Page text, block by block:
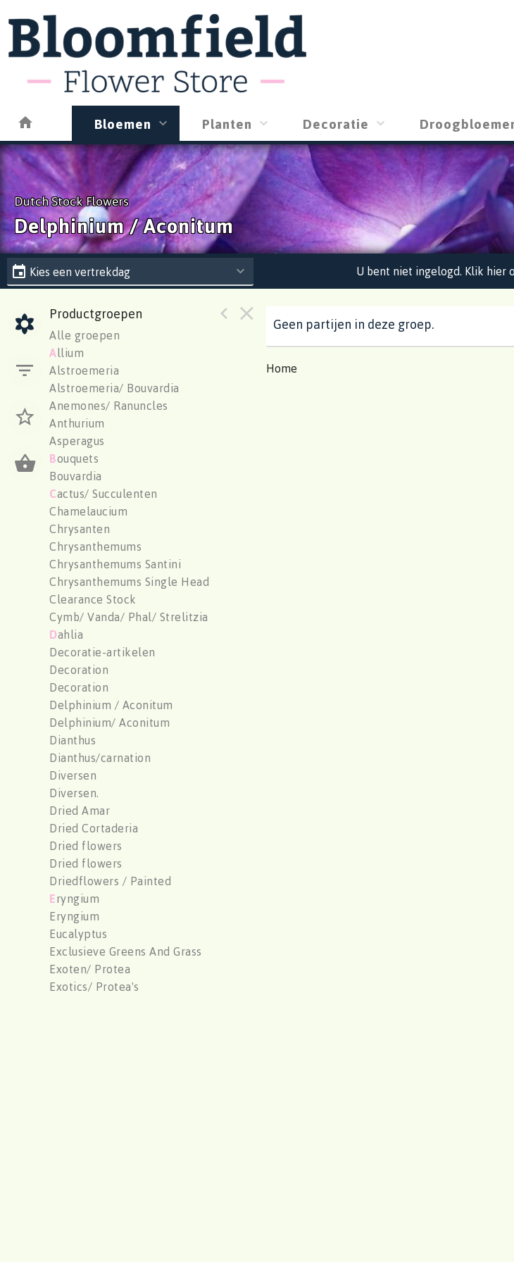
Bloemen Planten Decoratie
Dutch Stock Flowers
Delphinium / Aconitum
Kies een vertrekdag U bent niet ingelogd. Klik hier
Productgroepen
Alle groepen
Allium
Alstroemeria
Alstroemeria/ Bouvardia
Anemones/ Ranuncles
Anthurium
Asperagus
Bouquets
Bouvardia
Cactus/ Succulenten
Chamelaucium
Chrysanten
Chrysanthemums
Chrysanthemums Santini
Chrysanthemums Single Head
Clearance Stock
Cymb/ Vanda/ Phal/ Strelitzia
Dahlia
Decoratie-artikelen
Decoration
Decoration
Delphinium / Aconitum
Delphinium/ Aconitum
Dianthus
Dianthus/carnation
Diversen
Diversen.
Dried Amar
Dried Cortaderia
Dried flowers
Dried flowers
Driedflowers / Painted
Eryngium
Eryngium
Eucalyptus
Exclusieve Greens And Grass
Exoten/ Protea
Exotics/ Protea's
Geen partijen in deze groep.
Home